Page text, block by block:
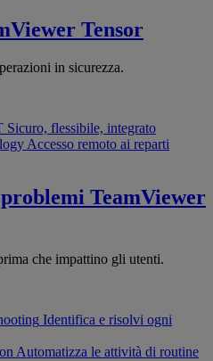
Tensor
in sicurezza.
Sicuro, flessibile, integrato
Accesso remoto ai reparti
TeamViewer
che impattino gli utenti.
Identifica e risolvi ogni
Automatizza le attività di routine